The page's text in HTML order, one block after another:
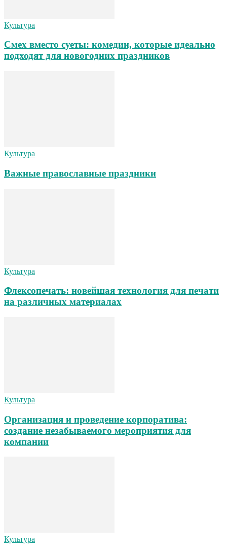
Культура
Смех вместо суеты: комедии, которые идеально
подходят для новогодних праздников
Культура
Важные православные праздники
Культура
Флексопечать: новейшая технология для печати
на различных материалах
Культура
Организация и проведение корпоратива:
создание незабываемого мероприятия для
компании
Культура